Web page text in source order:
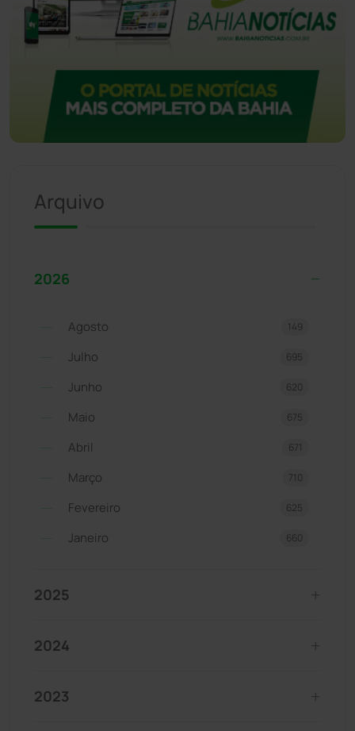
Arquivo
2026
Agosto 149
Julho 695
Junho 620
Maio 675
Abril 671
Março 710
Fevereiro 625
Janeiro 660
2025
2024
2023